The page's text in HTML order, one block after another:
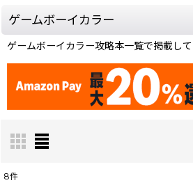
ゲームボーイカラー
ゲームボーイカラー攻略本一覧で掲載して
8件